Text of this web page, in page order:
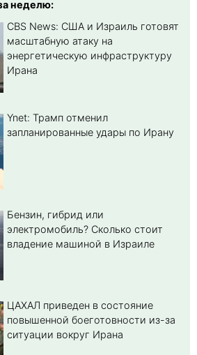
неделю:
CBS News: США и Израиль готовят
масштабную атаку на
энергетическую инфраструктуру
Ирана
Ynet: Трамп отменил
запланированные удары по Ирану
Бензин, гибрид или
электромобиль? Cколько стоит
владение машиной в Израиле
ЦАХАЛ приведен в состояние
повышенной боеготовности из-за
ситуации вокруг Ирана